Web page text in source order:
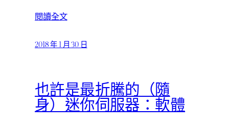
閱讀全文
2018 年 1 月 30 日
也許是最折騰的（隨
身）迷你伺服器：軟體